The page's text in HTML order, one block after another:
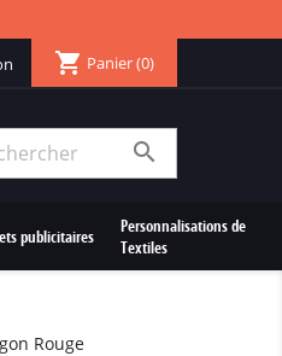
shopping_cart Panier(0)

publicitaires
Personnalisations de
Textiles
Rouge